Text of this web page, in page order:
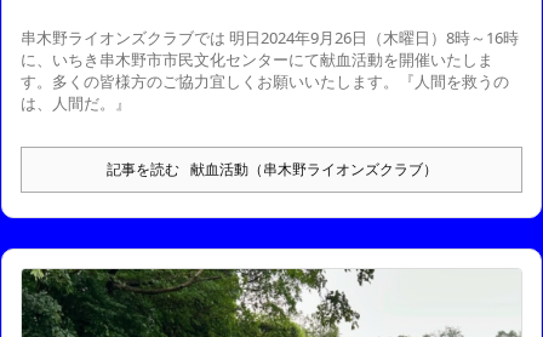
串木野ライオンズクラブでは 明日2024年9月26日（木曜日）8時～16時
に、いちき串木野市市民文化センターにて献血活動を開催いたしま
す。 多くの皆様方のご協力宜しくお願いいたします。
『人間を救うの
は、人間だ。』
記事を読む 献血活動（串木野ライオンズクラブ）